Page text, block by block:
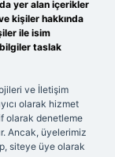
yer alan içerikler
kişiler hakkında
ile isim
taslak
ve İletişim
olarak hizmet
olarak denetleme
Ancak, üyelerimiz
siteye üye olarak